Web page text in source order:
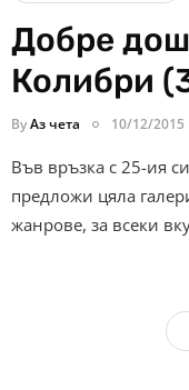
Добре
Колибри
ByАз чета 10/12/2015
Във връзка с 25-ия
предложи цяла
жанрове, за всеки